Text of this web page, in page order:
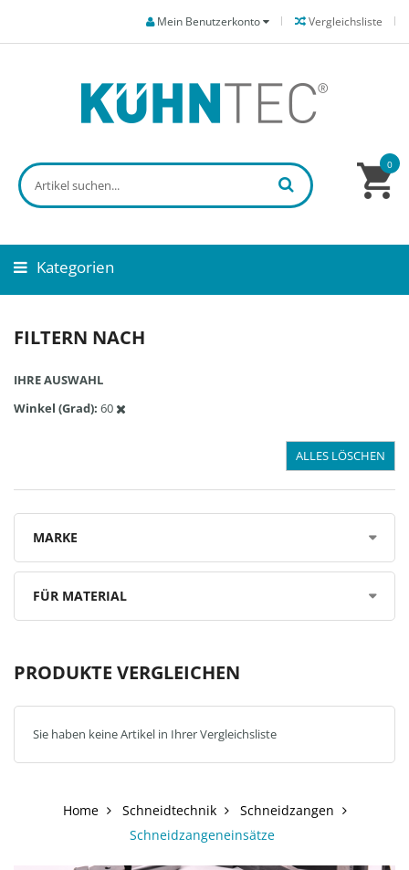
Vergleichsliste
Mein Benutzerkonto
0
Kategorien
FILTERN NACH
IHRE AUSWAHL
Winkel (Grad) 60
ALLES LÖSCHEN
MARKE
FÜR MATERIAL
PRODUKTE VERGLEICHEN
Sie haben keine Artikel in Ihrer Vergleichsliste
Home Schneidtechnik
Schneidzangen
Schneidzangeneinsätze